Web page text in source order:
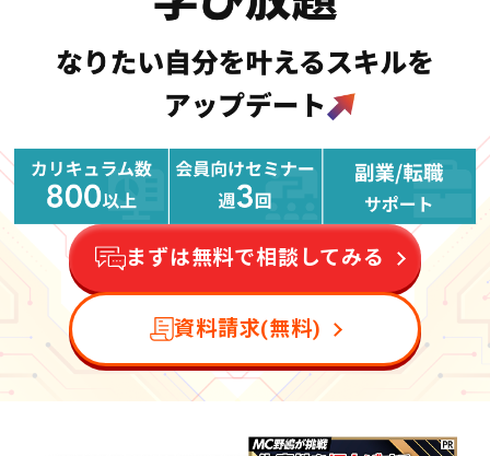
まずは無料で相談してみる
資料請求(無料)